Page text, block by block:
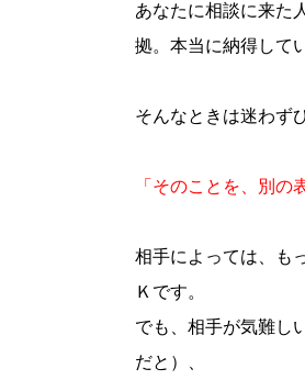
あなたに相談に来た
拠。本当に納得して
そんなときは迷わず
「そのことを、別の
相手によっては、も
Ｋです。
でも、相手が気難し
だと）、